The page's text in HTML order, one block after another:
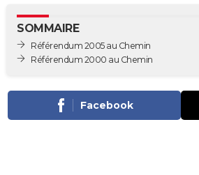
SOMMAIRE
Référendum 2005 au Chemin
Référendum 2000 au Chemin
Facebook